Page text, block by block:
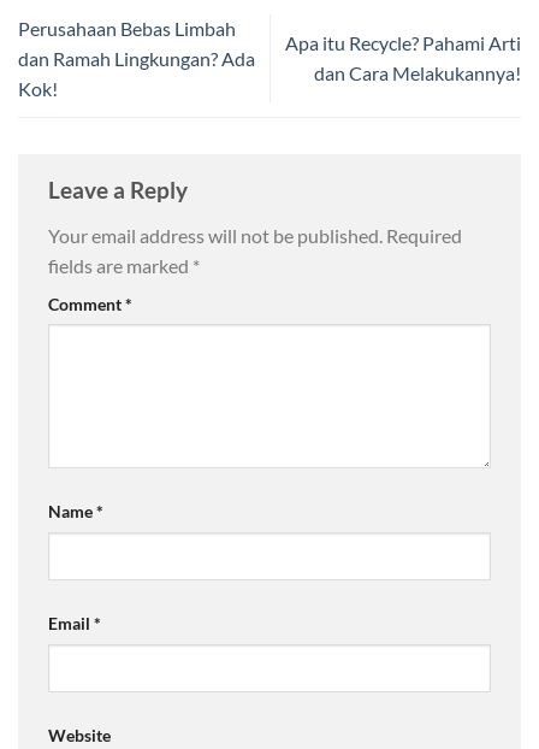
Perusahaan Bebas Limbah
dan Ramah Lingkungan? Ada
Kok!
Apa itu Recycle? Pahami Arti
dan Cara Melakukannya!
Leave a Reply
Your email address will not be published. Required
fields are marked *
Comment*
Name*
Email *
Website